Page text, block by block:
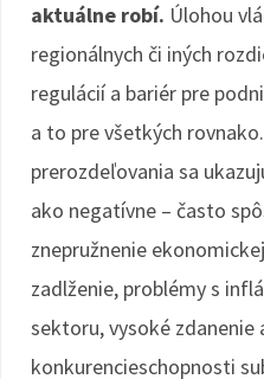
aktuálne robí. Úlohou
regionálnych či iných
regulácií a bariér pre
a to pre všetkých
prerozdeľovania sa
ako negatívne – často
znepružnenie
zadlženie, problémy s
sektoru, vysoké
konkurencieschopnosti